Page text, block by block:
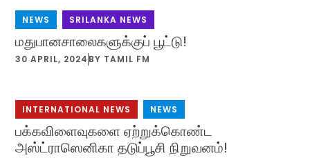
NEWS SRILANKA NEWS
மதுபானசாலைகளுக்குப் பூட்டு!
30 APRIL, 2024 BY TAMIL FM
INTERNATIONAL NEWS NEWS
பக்கவிளைவுகளை ஏற்றுக்கொண்ட
அஸ்ட்ராஸெனிகா தடுப்பூசி நிறுவனம்!